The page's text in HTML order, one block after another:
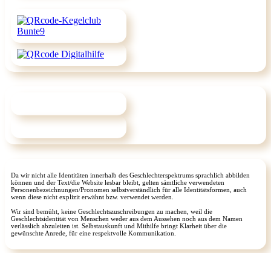
Da wir nicht alle Identitäten innerhalb des Geschlechterspektrums sprachlich abbilden
können und der Text/die Website lesbar bleibt, gelten sämtliche verwendeten
Personenbezeichnungen/Pronomen selbstverständlich für alle Identitätsformen, auch
wenn diese nicht explizit erwähnt bzw. verwendet werden.
Wir sind bemüht, keine Geschlechtszuschreibungen zu machen, weil die
Geschlechtsidentität von Menschen weder aus dem Aussehen noch aus dem Namen
verlässlich abzuleiten ist. Selbstauskunft und Mithilfe bringt Klarheit über die
gewünschte Anrede, für eine respektvolle Kommunikation.